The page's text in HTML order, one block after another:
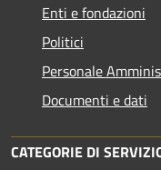
Enti e fondazioni
Politici
Personale
Documenti e dati
CATEGORIE DI